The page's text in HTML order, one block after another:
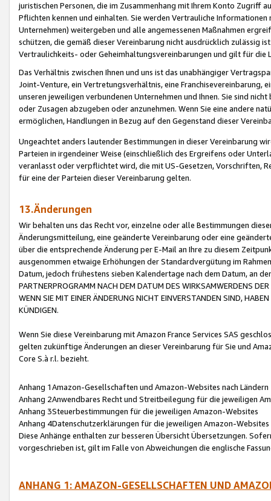
juristischen Personen, die im Zusammenhang mit Ihrem Konto
Pflichten kennen und einhalten. Sie werden Vertrauliche
Unternehmen) weitergeben und alle angemessenen Maßnahmen
schützen, die gemäß dieser Vereinbarung nicht ausdrücklich zulässig
Vertraulichkeits- oder Geheimhaltungsvereinbarungen und gilt für die
Das Verhältnis zwischen Ihnen und uns ist das unabhängiger
Joint-Venture, ein Vertretungsverhältnis, eine Franchisevereinbarung,
unseren jeweiligen verbundenen Unternehmen und Ihnen. Sie sind
oder Zusagen abzugeben oder anzunehmen. Wenn Sie eine andere
ermöglichen, Handlungen in Bezug auf den Gegenstand dieser
Ungeachtet anders lautender Bestimmungen in dieser Vereinbarung
Parteien in irgendeiner Weise (einschließlich des Ergreifens oder
veranlasst oder verpflichtet wird, die mit US-Gesetzen, Vorschriften,
für eine der Parteien dieser Vereinbarung gelten.
13.Änderungen
Wir behalten uns das Recht vor, einzelne oder alle Bestimmungen
Änderungsmitteilung, eine geänderte Vereinbarung oder eine
über die entsprechende Änderung per E-Mail an Ihre zu diesem
ausgenommen etwaige Erhöhungen der Standardvergütung im
Datum, jedoch frühestens sieben Kalendertage nach dem Datum, an
PARTNERPROGRAMM NACH DEM DATUM DES WIRKSAMWERDENS
WENN SIE MIT EINER ÄNDERUNG NICHT EINVERSTANDEN SIND,
KÜNDIGEN.
Wenn Sie diese Vereinbarung mit Amazon France Services SAS
gelten zukünftige Änderungen an dieser Vereinbarung für Sie und
Core S.à r.l. bezieht.
Anhang 1Amazon-Gesellschaften und Amazon-Websites nach Ländern
Anhang 2Anwendbares Recht und Streitbeilegung für die jeweiligen
Anhang 3Steuerbestimmungen für die jeweiligen Amazon-Websites
Anhang 4Datenschutzerklärungen für die jeweiligen Amazon-Websites
Diese Anhänge enthalten zur besseren Übersicht Übersetzungen.
vorgeschrieben ist, gilt im Falle von Abweichungen die englische
ANHANG 1: AMAZON-GESELLSCHAFTEN UND